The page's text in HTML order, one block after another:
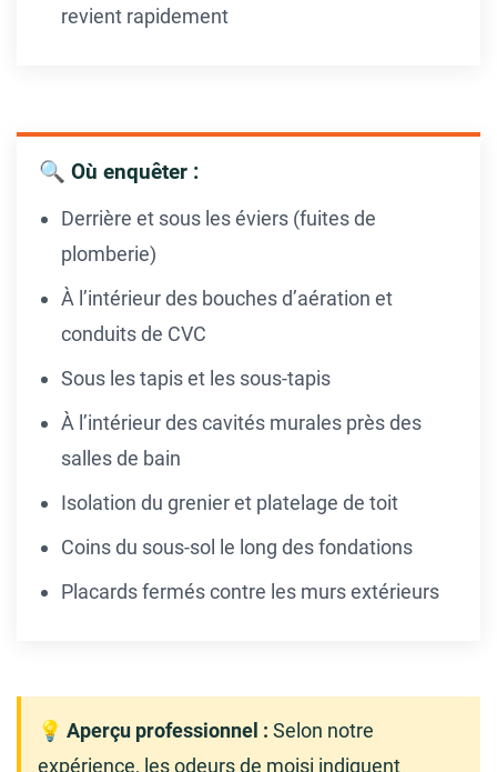
revient rapidement
🔍 Où enquêter :
Derrière et sous les éviers (fuites de
plomberie)
À l’intérieur des bouches d’aération et
conduits de CVC
Sous les tapis et les sous-tapis
À l’intérieur des cavités murales près des
salles de bain
Isolation du grenier et platelage de toit
Coins du sous-sol le long des fondations
Placards fermés contre les murs extérieurs
💡 Aperçu professionnel : Selon notre
expérience, les odeurs de moisi indiquent